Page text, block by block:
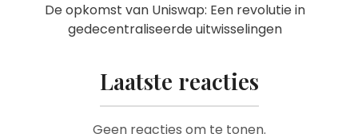
De opkomst van Uniswap: Een revolutie in
gedecentraliseerde uitwisselingen
Laatste reacties
Geen reacties om te tonen.